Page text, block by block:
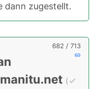
dann zugestellt.
682 / 713
(